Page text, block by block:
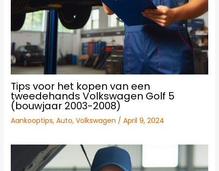
Tips voor het kopen van een
tweedehands Volkswagen Golf 5
(bouwjaar 2003-2008)
Aankooptips, Auto, Volkswagen / April 9, 2024